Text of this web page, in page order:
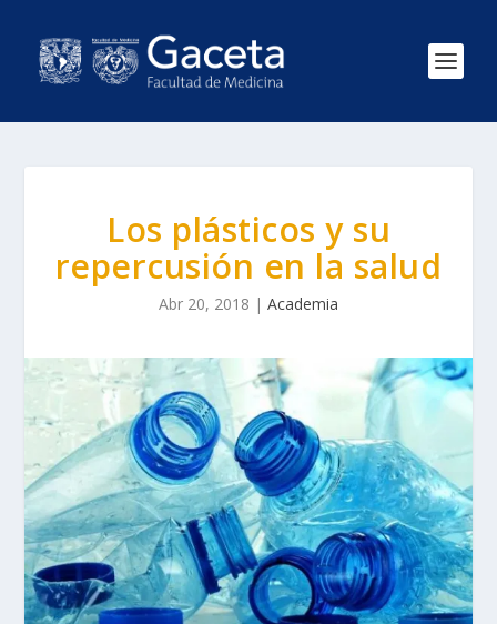
Los plásticos y su
repercusión en la salud
Abr 20, 2018 | Academia